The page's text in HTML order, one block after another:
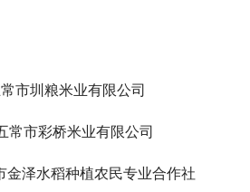
市圳粮米业有限公司
市彩桥米业有限公司
泽水稻种植农民专业合作社